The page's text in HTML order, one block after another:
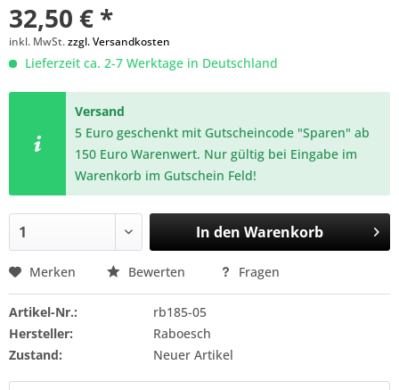
32,50 € *
inkl. MwSt.zzgl. Versandkosten
Lieferzeit ca. 2-7 Werktage in Deutschland
Versand
5 Euro geschenkt mit Gutscheincode "Sparen" ab
150 Euro Warenwert. Nur gültig bei Eingabe im
Warenkorb im Gutschein Feld!
In den Warenkorb
Merken Bewerten Fragen
Artikel-Nr.:
rb185-05
Hersteller:
Raboesch
Zustand:
Neuer Artikel